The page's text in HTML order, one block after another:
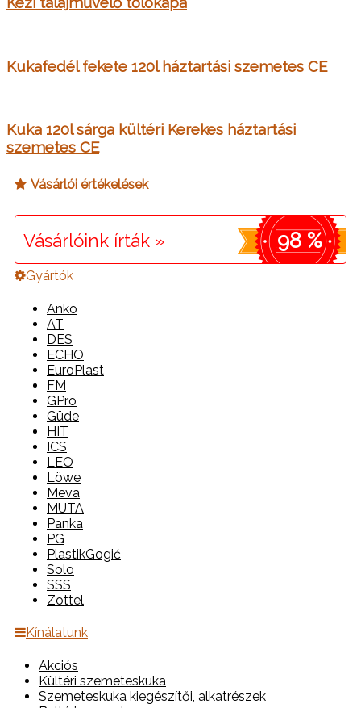
Kukafedél fekete 120l háztartási szemetes CE
Kuka 120l sárga kültéri Kerekes háztartási
szemetes CE
Vásárlói értékelések
Vásárlóink írták » 98 %
Gyártók
Anko
AT
DES
ECHO
EuroPlast
FM
GPro
Güde
HIT
ICS
LEO
Löwe
Meva
MUTA
Panka
PG
PlastikGogić
Solo
SSS
Zottel
Kínálatunk
Akciós
Kültéri szemeteskuka
Szemeteskuka kiegészítői, alkatrészek